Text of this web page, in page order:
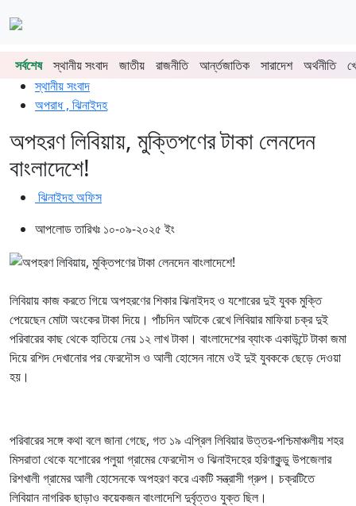
মেহেরপুরে জামায়াতের গণমিছিল
সর্বশেষ স্থানীয় সংবাদ জাতীয় রাজনীতি আর্ন্তজাতিক সারাদেশ অর্থনীতি
প্রচ্ছদ
স্থানীয় সংবাদ
অপরাধ , ঝিনাইদহ
অপহরণ লিবিয়ায়, মুক্তিপণের টাকা লেনদেন
বাংলাদেশে!
ঝিনাইদহ অফিস
আপলোড তারিখঃ ১০-০৯-২০২৫ ইং
লিবিয়ায় কাজ করতে গিয়ে অপহরণের শিকার ঝিনাইদহ ও যশোরের দুই যুবক মুক্তি
পেয়েছেন মোটা অংকের টাকা দিয়ে। পাঁচদিন আটকে রেখে লিবিয়ার মাফিয়া চক্র দুই
পরিবারের কাছ থেকে হাতিয়ে নেয় ১২ লাখ টাকা। বাংলাদেশের ব্যাংক একাউন্টে টাকা জমা
দিয়ে রশিদ দেখানোর পর ফেরদৌস ও আলী হোসেন নামে ওই দুই যুবককে ছেড়ে দেওয়া
হয়।
পরিবারের সঙ্গে কথা বলে জানা গেছে, গত ১৯ এপ্রিল লিবিয়ার উত্তর-পশ্চিমাঞ্চলীয় শহর
মিসরাতা থেকে যশোরের পলুয়া গ্রামের ফেরদৌস ও ঝিনাইদহের হরিণাকুন্ডু উপজেলার
রিশখালী গ্রামের আলী হোসেনকে অপহরণ করে একটি সন্ত্রাসী গ্রুপ। চক্রটিতে
লিবিয়ান নাগরিক ছাড়াও কয়েকজন বাংলাদেশি দুর্বৃত্তও যুক্ত ছিল।